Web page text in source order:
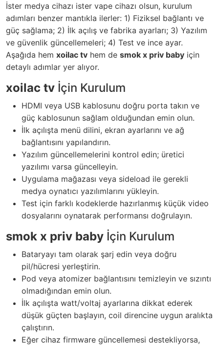
İster medya cihazı ister vape cihazı olsun, kurulum
adımları benzer mantıkla ilerler: 1) Fiziksel bağlantı ve
güç sağlama; 2) İlk açılış ve fabrika ayarları; 3) Yazılım
ve güvenlik güncellemeleri; 4) Test ve ince ayar.
Aşağıda hem xoilac tv hem de smok x priv baby için
detaylı adımlar yer alıyor.
xoilac tv İçin Kurulum
HDMI veya USB kablosunu doğru porta takın ve
güç kablosunun sağlam olduğundan emin olun.
İlk açılışta menü dilini, ekran ayarlarını ve ağ
bağlantısını yapılandırın.
Yazılım güncellemelerini kontrol edin; üretici
yazılımı varsa güncelleyin.
Uygulama mağazası veya sideload ile gerekli
medya oynatıcı yazılımlarını yükleyin.
Test için farklı kodeklerde hazırlanmış küçük video
dosyalarını oynatarak performansı doğrulayın.
smok x priv baby İçin Kurulum
Bataryayı tam olarak şarj edin veya doğru
pil/hücresi yerleştirin.
Pod veya atomizer bağlantısını temizleyin ve sızıntı
olmadığından emin olun.
İlk açılışta watt/voltaj ayarlarına dikkat ederek
düşük güçten başlayın, coil direncine uygun aralıkta
çalıştırın.
Eğer cihaz firmware güncellemesi destekliyorsa,